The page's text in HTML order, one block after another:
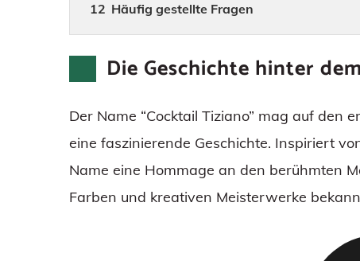
Häufig gestellte Fragen
Die Geschichte hinter
Der Name “Cocktail Tiziano” mag auf den
eine faszinierende Geschichte. Inspiriert
Name eine Hommage an den berühmten
Farben und kreativen Meisterwerke